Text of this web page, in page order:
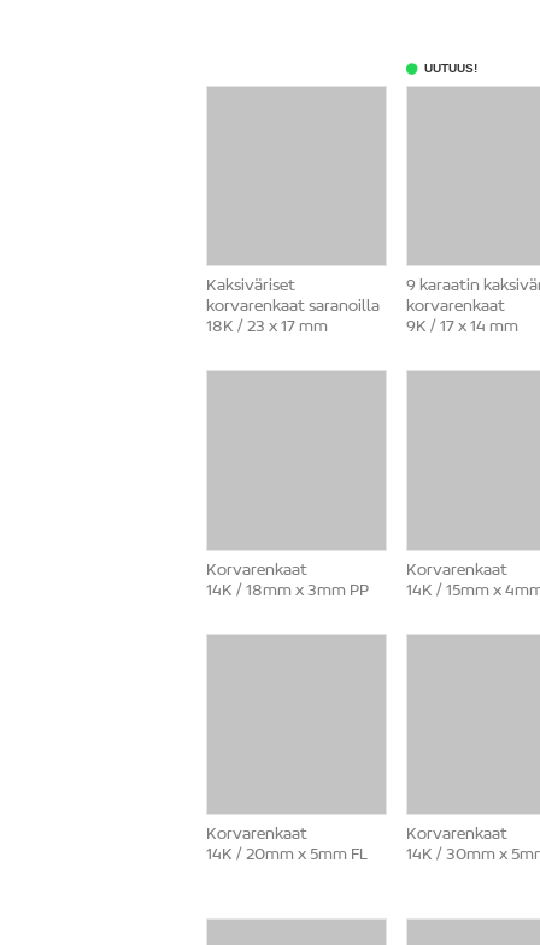
Kaksiväriset
korvarenkaat saranoilla
18K / 23 x 17 mm
UUTUUS!
9 karaatin
korvarenkaat
9K / 17 x 14 mm
Korvarenkaat
14K / 18mm x 3mm PP
Korvarenkaat
14K / 15mm x
Korvarenkaat
14K / 20mm x 5mm FL
Korvarenkaat
14K / 30mm x